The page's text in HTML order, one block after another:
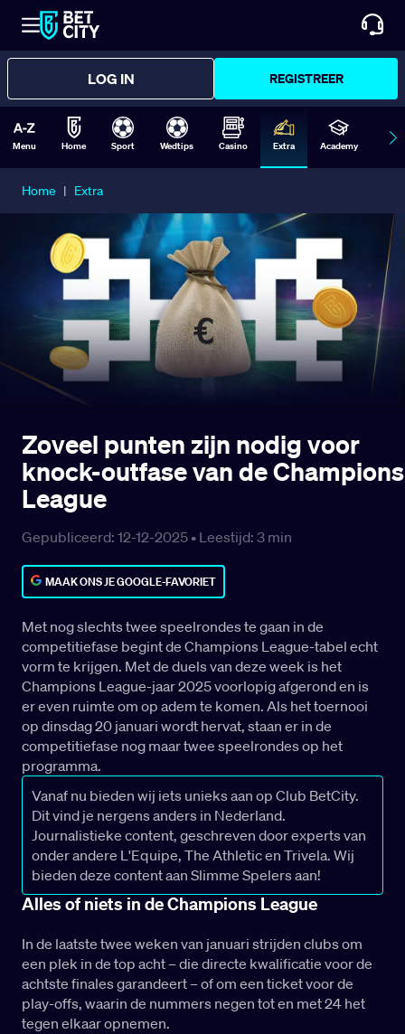
LOG IN REGISTREER
Menu Home Sport Wedtips Casino Extra Academy
Home | Extra
Zoveel punten zijn nodig voor
knock-outfase van de Champions
League
Gepubliceerd: 12-12-2025 • Leestijd: 3 min
MAAK ONS JE GOOGLE-FAVORIET
Met nog slechts twee speelrondes te gaan in de
competitie­fase begint de Champions League-tabel echt
vorm te krijgen. Met de duels van deze week is het
Champions League-jaar 2025 voorlopig afgerond en is
er even ruimte om op adem te komen. Als het toernooi
op dinsdag 20 januari wordt hervat, staan er in de
competitie­fase nog maar twee speelrondes op het
programma.
Vanaf nu bieden wij iets unieks aan op Club BetCity.
Dit vind je nergens anders in Nederland.
Journalistieke content, geschreven door experts van
onder andere L'Equipe, The Athletic en Trivela. Wij
bieden deze content aan Slimme Spelers aan!
Alles of niets in de Champions League
In de laatste twee weken van januari strijden clubs om
een plek in de top acht – die directe kwalificatie voor de
achtste finales garandeert – of om een ticket voor de
play-offs, waarin de nummers negen tot en met 24 het
tegen elkaar opnemen.